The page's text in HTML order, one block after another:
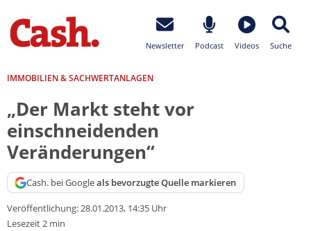
Newsletter Podcast Videos Suche
IMMOBILIEN & SACHWERTANLAGEN
„Der Markt steht vor
einschneidenden
Veränderungen“
Cash. bei Googleals bevorzugte Quelle markieren
Veröffentlichung:28.01.2013, 14:35 Uhr
Lesezeit 2 min